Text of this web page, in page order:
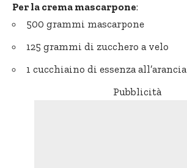
Per la crema mascarpone:
500 grammi mascarpone
125 grammi di zucchero a velo
1 cucchiaino di essenza all’arancia
Pubblicità